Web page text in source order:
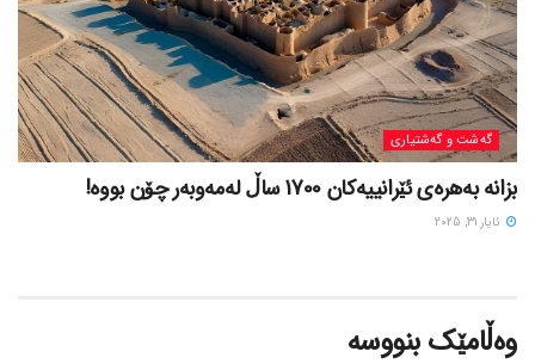
گه‌شت و گه‌شتیاری
بزانه بەهرەی ئێرانییەکان 1700 ساڵ لەمەوبەر چۆن بووه!
ئایار 31, 2025
وەڵامێک بنووسە